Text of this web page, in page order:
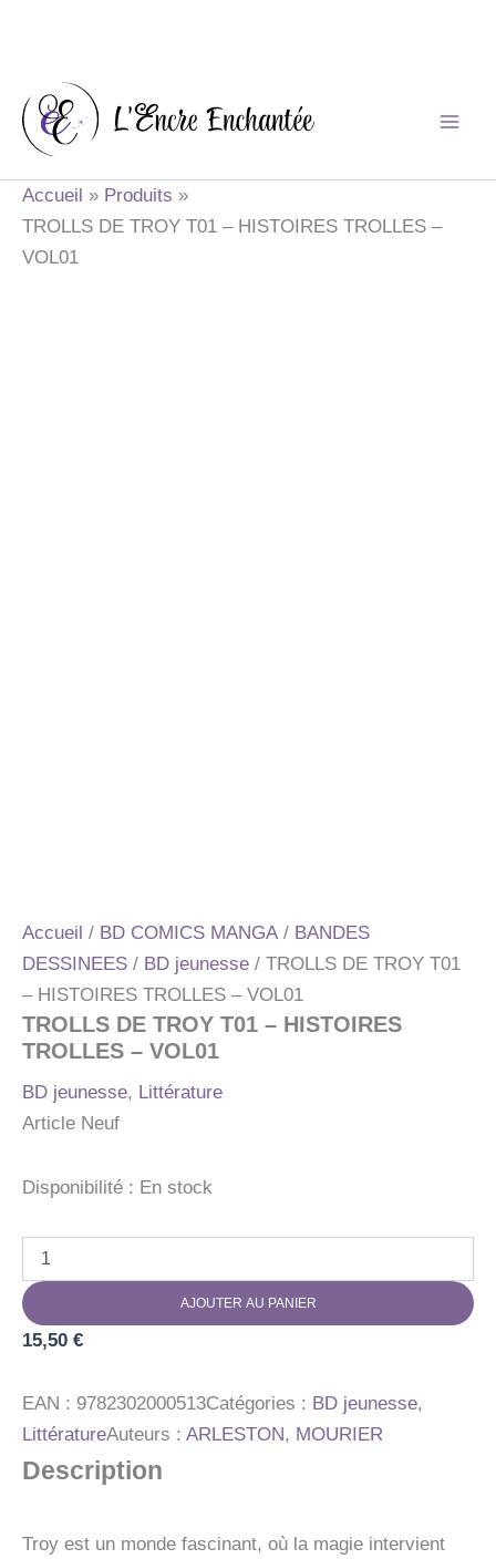
contenu
Accueil
Produits
TROLLS DE TROY T01 – HISTOIRES TROLLES –
VOL01
Accueil / BD COMICS MANGA / BANDES
DESSINEES / BD jeunesse / TROLLS DE TROY T01
– HISTOIRES TROLLES – VOL01
TROLLS DE TROY T01 – HISTOIRES
TROLLES – VOL01
BD jeunesse, Littérature
Article Neuf
Disponibilité : En stock
TROLLS
DE
TROY
HISTOIRES
TROLLES
-
VOL01
AJOUTER AU PANIER
15,50 €
EAN : 9782302000513Catégories : BD jeunesse,
LittératureAuteurs : ARLESTON, MOURIER
Description
Troy est un monde fascinant, où la magie intervient